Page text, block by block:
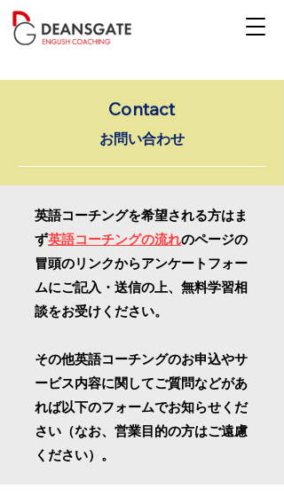
Contact
お問い合わせ
英語コーチングを希望される方はま
ず英語コーチングの流れのページの
冒頭のリンクからアンケートフォー
ムにご記入・送信の上、無料学習相
談をお受けください。
その他英語コーチングのお申込やサ
ービス内容に関してご質問などがあ
れば以下のフォームでお知らせくだ
さい​（なお、営業目的の方はご遠慮
ください）。